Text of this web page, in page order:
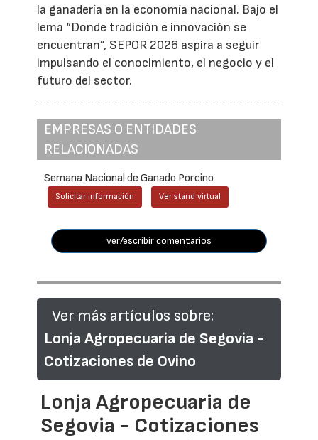
la ganadería en la economía nacional. Bajo el
lema “Donde tradición e innovación se
encuentran”, SEPOR 2026 aspira a seguir
impulsando el conocimiento, el negocio y el
futuro del sector.
EMPRESAS O ENTIDADES
RELACIONADAS
Semana Nacional de Ganado Porcino
Solicitar información Ver stand virtual
ver/escribir comentarios
Ver más artículos sobre:
Lonja Agropecuaria de Segovia -
Cotizaciones de Ovino
Lonja Agropecuaria de
Segovia - Cotizaciones